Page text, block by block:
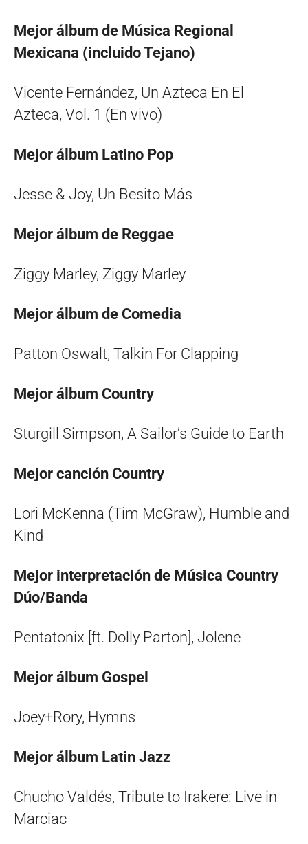
Mejor álbum de Música Regional
Mexicana (incluido Tejano)
Vicente Fernández, Un Azteca En El
Azteca, Vol. 1 (En vivo)
Mejor álbum Latino Pop
Jesse & Joy, Un Besito Más
Mejor álbum de Reggae
Ziggy Marley, Ziggy Marley
Mejor álbum de Comedia
Patton Oswalt, Talkin For Clapping
Mejor álbum Country
Sturgill Simpson, A Sailor’s Guide to Earth
Mejor canción Country
Lori McKenna (Tim McGraw), Humble and
Kind
Mejor interpretación de Música Country
Dúo/Banda
Pentatonix [ft. Dolly Parton], Jolene
Mejor álbum Gospel
Joey+Rory, Hymns
Mejor álbum Latin Jazz
Chucho Valdés, Tribute to Irakere: Live in
Marciac